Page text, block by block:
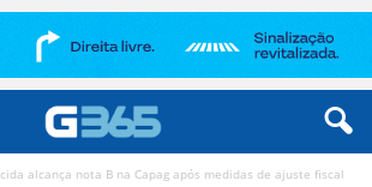
alcança nota B na Capag após medidas de ajuste fiscal